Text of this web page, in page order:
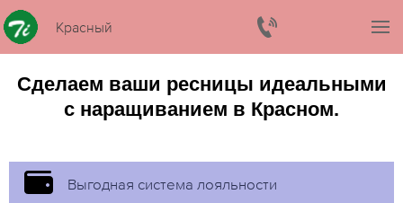
Красный
Сделаем ваши ресницы идеальными
с наращиванием в Красном.
Выгодная система лояльности